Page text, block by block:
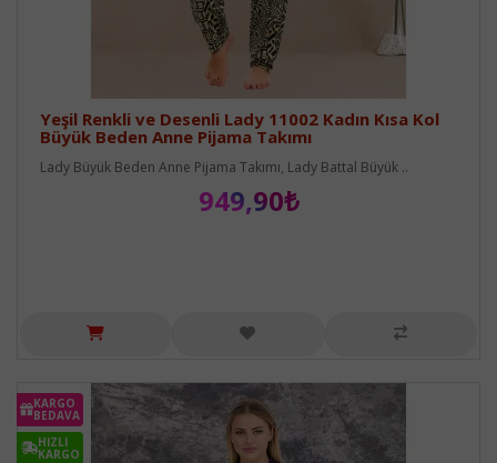
Yeşil Renkli ve Desenli Lady 11002 Kadın Kısa Kol
Büyük Beden Anne Pijama Takımı
Lady Büyük Beden Anne Pijama Takımı, Lady Battal Büyük ..
949,90₺
KARGO
BEDAVA
HIZLI
KARGO